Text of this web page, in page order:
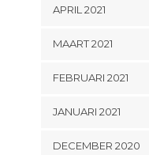
APRIL 2021
MAART 2021
FEBRUARI 2021
JANUARI 2021
DECEMBER 2020